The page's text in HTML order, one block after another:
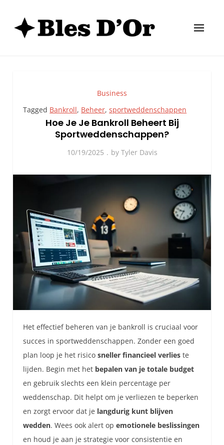
content
Business
Tagged Bankroll, Beheer,sportweddenschappen
Hoe Je Je Bankroll Beheert Bij
Sportweddenschappen?
10/19/2025 by Tyler Davis
Het effectief beheren van je bankroll is cruciaal voor
succes in sportweddenschappen. Zonder een goed
plan loop je het risicosneller financieel verlies te
lijden. Begin met het bepalen van je totale budget
en gebruik slechts een klein percentage per
weddenschap. Dit helpt om je verliezen te beperken
en zorgt ervoor dat je langdurig kunt blijven
wedden. Wees ook alert opemotionele beslissingen
en houd je aan je strategie voor consistentie en